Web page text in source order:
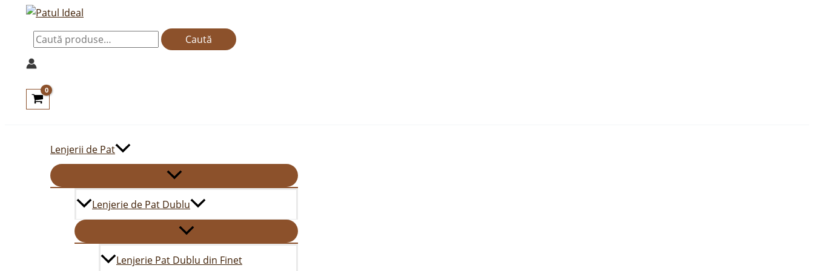
content
Caută
Caută
Lenjerii de Pat
Lenjerie de Pat Dublu
Lenjerie Pat Dublu din Finet